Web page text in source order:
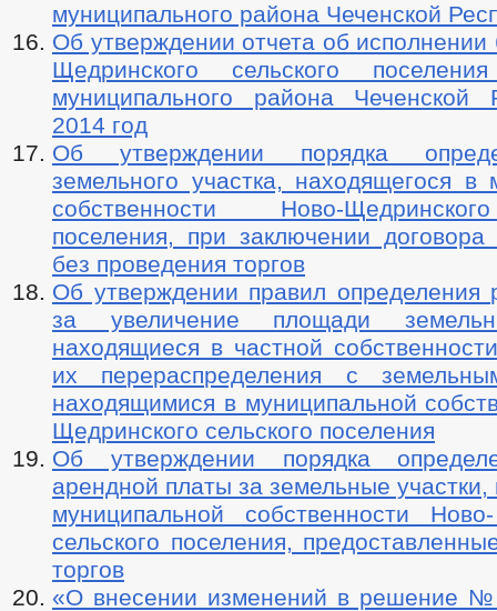
муниципального района Чеченской
Об утверждении отчета об
Щедринского сельского
муниципального района Чеченской
2014 год
Об утверждении порядка
земельного участка, находящегося в
собственности Ново-
поселения, при заключении договора
без проведения торгов
Об утверждении правил определения
за увеличение площади
находящиеся в частной
их перераспределения с
находящимися в муниципальной
Щедринского сельского поселения
Об утверждении порядка
арендной платы за земельные
муниципальной собственности
сельского поселения,
торгов
«О внесении изменений в решение